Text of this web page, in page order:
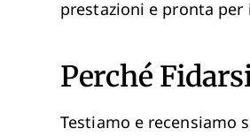
prestazioni e pronta per
Perché
Testiamo e recensiamo